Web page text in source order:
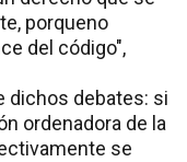
porqueno
del código",
dichos debates: si
ordenadora de la
se